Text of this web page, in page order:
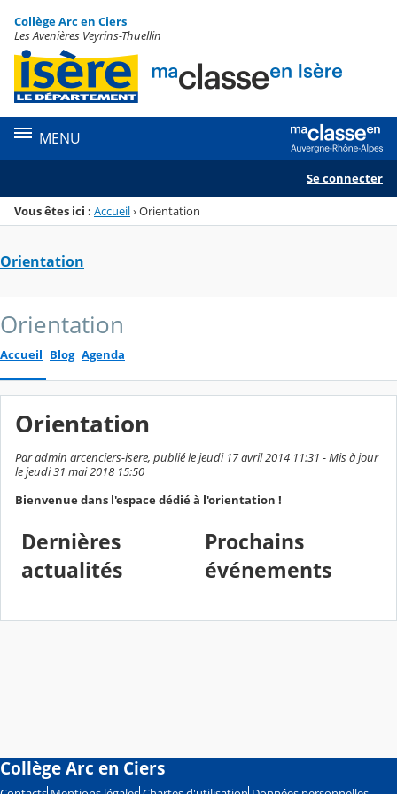
Menu de la rubrique
Contenu
Collège Arc en Ciers
Les Avenières Veyrins-Thuellin
MENU
Se connecter
Vous êtes ici : Accueil›Orientation
Orientation
Orientation
Accueil Blog Agenda
Orientation
Par admin arcenciers-isere, publié le jeudi 17 avril 2014 11:31 - Mis à jour
le jeudi 31 mai 2018 15:50
Bienvenue dans l'espace dédié à l'orientation !
Dernières
actualités
Prochains
événements
Collège Arc en Ciers